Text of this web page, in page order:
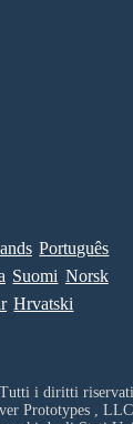
Português
Suomi Norsk
Hrvatski
i diritti
Prototypes , LLC